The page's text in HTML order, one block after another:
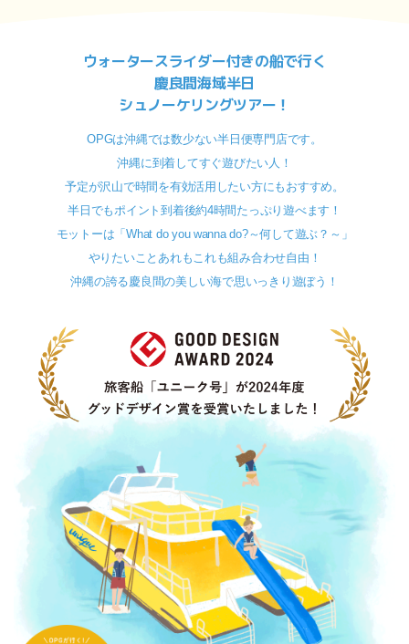
ウォータースライダー付きの船で行く
慶良間海域半日
シュノーケリングツアー！
OPGは沖縄では数少ない半日便専門店です。
沖縄に到着してすぐ遊びたい人！
予定が沢山で時間を有効活用したい方にもおすすめ。
半日でもポイント到着後約4時間たっぷり遊べます！
モットーは「What do you wanna do?～何して遊ぶ？～」
やりたいことあれもこれも組み合わせ自由！
沖縄の誇る慶良間の美しい海で思いっきり遊ぼう！